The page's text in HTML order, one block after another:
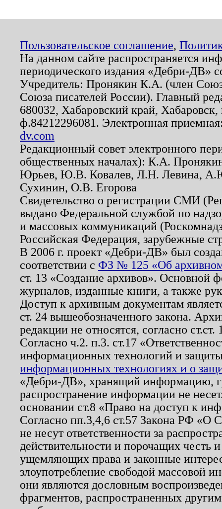
Пользовательское соглашение,
На данном сайте распространяется
периодического издания «Дебри-ДВ»
Учредитель: Пронякин К.А. (член
Союза писателей России). Главный
680032, Хабаровский край,
ф.84212296081. Электронная
dv.com
Редакционный совет электронного
общественных началах): К.А.
Юрьев, Ю.В. Ковалев, Л.Н. Левина,
Сухинин, О.В. Егорова
Свидетельство о регистрации СМИ
выдано Федеральной службой по
и массовых коммуникаций
Российская Федерация, зарубежные
В 2006 г. проект «Дебри-ДВ» был
соответствии с ФЗ № 125 «Об
ст. 13 «Создание архивов». Основной
журналов, изданные книги, а также
Доступ к архивным документам
ст. 24 вышеобозначенного закона.
редакции не относятся, согласно
Согласно ч.2. п.3. ст.17
информационных технологий и
информационных технологиях и о
«Дебри-ДВ», хранящий информацию,
распространение информации не
основании ст.8 «Право на доступ к
Согласно пп.3,4,6 ст.57 Закона РФ «О
не несут ответственности за
действительности и порочащих честь
ущемляющих права и законные
злоупотребление свободой массовой
они являются дословным
фрагментов, распространенных